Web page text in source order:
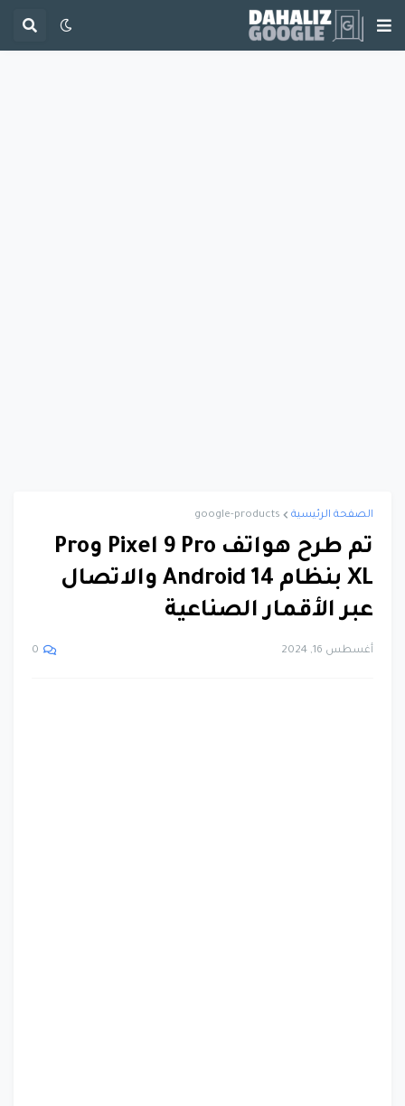
الصفحة الرئيسية google-products
تم طرح هواتف Pixel 9 Pro وPro
XL بنظام Android 14 والاتصال
عبر الأقمار الصناعية
أغسطس 16, 2024 0